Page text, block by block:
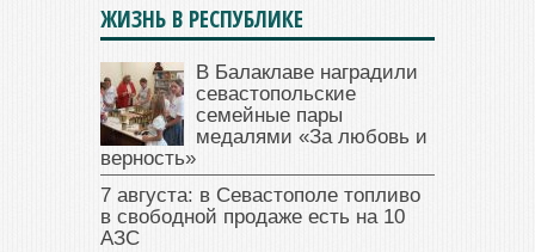
ЖИЗНЬ В РЕСПУБЛИКЕ
В Балаклаве наградили
севастопольские
семейные пары
медалями «За любовь и
верность»
7 августа: в Севастополе топливо
в свободной продаже есть на 10
АЗС